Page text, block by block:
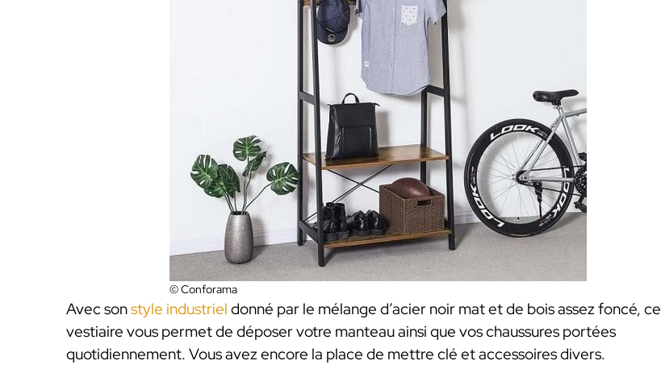
© Conforama
Avec sonstyle industriel donné par le mélange d’acier noir mat et de bois assez foncé, ce
vestiaire vous permet de déposer votre manteau ainsi que vos chaussures portées
quotidiennement. Vous avez encore la place de mettre clé et accessoires divers.